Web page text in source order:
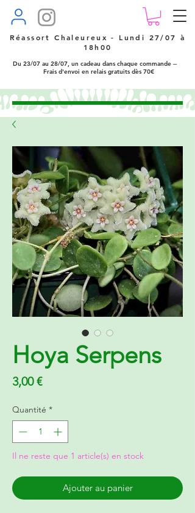
Réassort Chaleureux - Lundi 27/07 à
18h00
Du 23/07 au 28/07, un cadeau dans chaque commande --
Frais d'envoi en relais gratuits dès 70€
Hoya Serpens
3,00 €Prix
Quantité *
Il ne reste que 1 article(s) en stock
Ajouter au panier